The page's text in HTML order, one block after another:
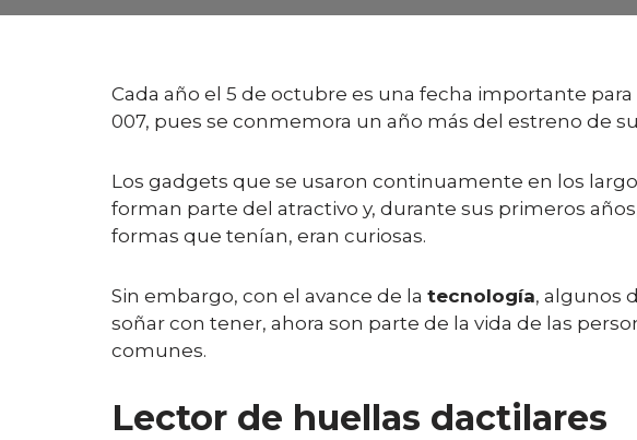
Cada año el 5 de octubre es una fecha importante
007, pues se conmemora un año más del estreno de
Los gadgets que se usaron continuamente en los
forman parte del atractivo y, durante sus primeros
formas que tenían, eran curiosas.
Sin embargo, con el avance de la tecnología, algunos
soñar con tener, ahora son parte de la vida de las
comunes.
Lector de huellas dactilares